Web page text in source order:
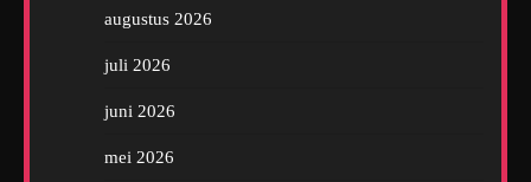
augustus 2026
juli 2026
juni 2026
mei 2026